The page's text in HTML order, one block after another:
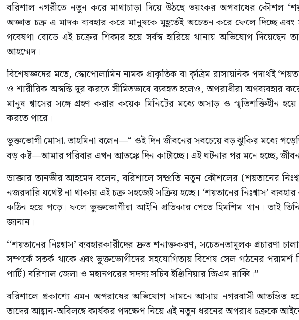
বরিশাল নগরীতে নতুন করে মাথাচাড়া দিয়ে উঠছে ভয়ংকর অপরাধের কৌশল
অজ্ঞাত চক্র এ মাদক ব্যবহার করে মানুষকে মুহূর্তেই অচেতন করে ফেলে দিচ্ছে
গবেষণা রোডে এই চক্রের শিকার হয়ে সর্বস্ব হারিয়ে থানায় অভিযোগ দিয়েছেন
আহম্মেদ।
বিশেষজ্ঞদের মতে, স্কোপোলামিন নামক প্রাকৃতিক বা কৃত্রিম রাসায়নিক পদার্থই
ও শারীরিক অস্বস্তি দূর করতে সীমিতভাবে ব্যবহৃত হলেও, অপরাধীরা অপব্যবহার
মানুষ শ্বাসের সঙ্গে গ্রহণ করার কয়েক মিনিটের মধ্যে অসাড় ও স্মৃতিশক্তিহীন
করতে পারে।
ভুক্তভোগী মোসা. তাহমিনা বলেন—“ ওই দিন জীবনের সবচেয়ে বড় ঝুঁকির মধ্যে
বড় কষ্ট—আমার পরিবার এখন আতঙ্কে দিন কাটাচ্ছে। এই ঘটনার পর মনে হচ্ছে,
ডাক্তার তানভীর আহমেদ বলেন, বরিশালে সম্প্রতি নতুন কৌশলের (শয়তানের
নজরদারি যথেষ্ট না থাকায় এই চক্র সহজেই সক্রিয় হচ্ছে। ‘শয়তানের নিঃশ্বাস’
কঠিন হয়ে পড়ে। ফলে ভুক্তভোগীরা আইনি প্রতিকার পেতে হিমশিম খান। তাই
জানান।
‘‘শয়তানের নিঃশ্বাস’ ব্যবহারকারীদের দ্রুত শনাক্তকরণ, সচেতনতামূলক প্রচারণা
সম্পর্কে সতর্ক থাকে এবং ভুক্তভোগীদের সহযোগিতায় বিশেষ সেল গঠনের পরামর্শ
পার্টি) বরিশাল জেলা ও মহানগরের সদস্য সচিব ইঞ্জিনিয়ার জিএম রাব্বি।’’
বরিশালে প্রকাশ্যে এমন অপরাধের অভিযোগ সামনে আসায় নগরবাসী আতঙ্কিত
তাদের আহ্বান-অবিলম্বে কার্যকর পদক্ষেপ নিয়ে এই নতুন ধরনের অপরাধ চক্রকে